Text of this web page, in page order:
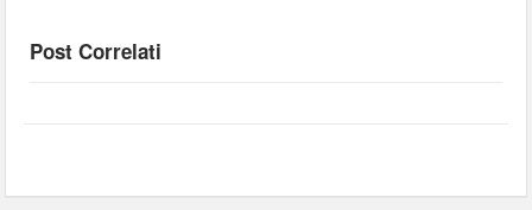
Post Correlati